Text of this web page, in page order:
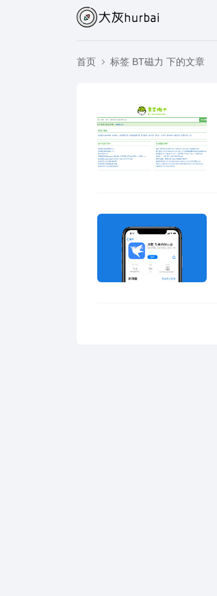
首页 标签 BT磁力 下的文章